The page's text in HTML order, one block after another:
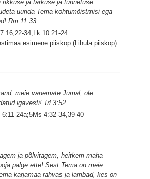
rikkuse ja tarkuse ja tunnetuse
uurida Tema kohtumõistmisi ega
Rm 11:33
34;Lk 10:21-24
esimene piiskop (Lihula piiskop)
meie vanemate Jumal, ole
igavesti! Trl 3:52
24a;5Ms 4:32-34,39-40
ja põlvitagem, heitkem maha
palge ette! Sest Tema on meie
karjamaa rahvas ja lambad, kes on